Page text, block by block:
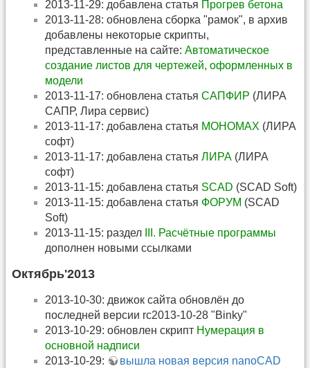
2013-11-29: добавлена статья Прогрев бетона
2013-11-28: обновлена сборка "рамок", в архив
добавлены некоторые скрипты,
представленные на сайте: Автоматическое
создание листов для чертежей, оформленных в
модели
2013-11-17: обновлена статья САПФИР (ЛИРА
САПР, Лира сервис)
2013-11-17: добавлена статья МОНОМАХ (ЛИРА
софт)
2013-11-17: добавлена статья ЛИРА (ЛИРА
софт)
2013-11-15: добавлена статья SCAD (SCAD Soft)
2013-11-15: добавлена статья ФОРУМ (SCAD
Soft)
2013-11-15: раздел
III. Расчётные программы
дополнен новыми ссылками
Октябрь'2013
2013-10-30: движок сайта обновлён до
последней версии rc2013-10-28 "Binky"
2013-10-29: обновлен скрипт Нумерация в
основной надписи
2013-10-29:
вышла новая версия nanoCAD